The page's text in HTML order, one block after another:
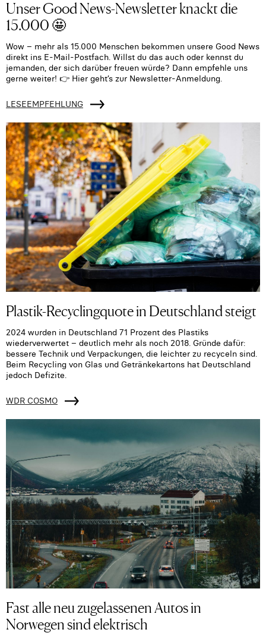
Unser Good News-Newsletter knackt die
15.000 🤩
Wow – mehr als 15.000 Menschen bekommen unsere Good News
direkt ins E-Mail-Postfach. Willst du das auch oder kennst du
jemanden, der sich darüber freuen würde? Dann empfehle uns
gerne weiter! 👉 Hier geht’s zur Newsletter-Anmeldung.
LESEEMPFEHLUNG
Plastik-Recyclingquote in Deutschland steigt
2024 wurden in Deutschland 71 Prozent des Plastiks
wiederverwertet – deutlich mehr als noch 2018. Gründe dafür:
bessere Technik und Verpackungen, die leichter zu recyceln sind.
Beim Recycling von Glas und Getränkekartons hat Deutschland
jedoch Defizite.
WDR COSMO
Fast alle neu zugelassenen Autos in
Norwegen sind elektrisch